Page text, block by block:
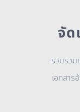
จัด
รวบรวม
เอกสาร